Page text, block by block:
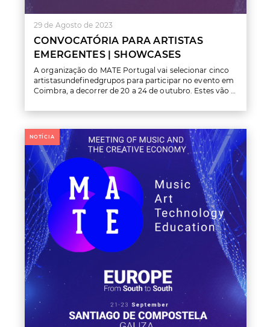
29 de Agosto de 2023
CONVOCATÓRIA PARA ARTISTAS
EMERGENTES | SHOWCASES
A organização do MATE Portugal vai selecionar cinco
artistasundefinedgrupos para participar no evento em
NOTÍCIA